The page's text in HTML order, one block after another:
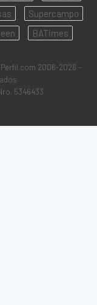
Supercampo
BATimes
2006-2026 -
5346433